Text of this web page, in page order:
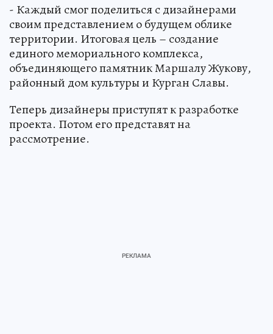
- Каждый смог поделиться с дизайнерами
своим представлением о будущем облике
территории. Итоговая цель – создание
единого мемориального комплекса,
объединяющего памятник Маршалу Жукову,
районный дом культуры и Курган Славы.
Теперь дизайнеры приступят к разработке
проекта. Потом его представят на
рассмотрение.